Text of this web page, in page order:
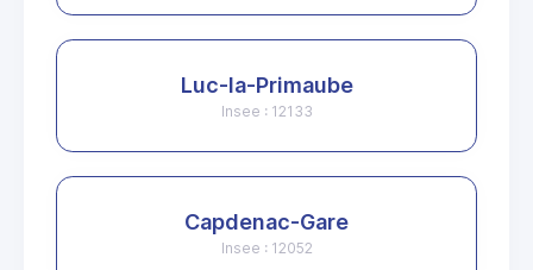
Luc-la-Primaube
Insee : 12133
Capdenac-Gare
Insee : 12052